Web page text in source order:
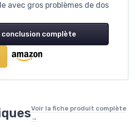
avec gros problèmes de dos
conclusion complète
Voir la fiche produit complète
→